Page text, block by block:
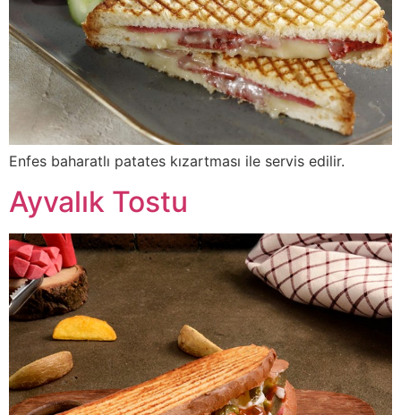
Enfes baharatlı patates kızartması ile servis edilir.
Ayvalık Tostu